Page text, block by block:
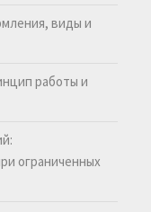
виды и
работы и
ограниченных